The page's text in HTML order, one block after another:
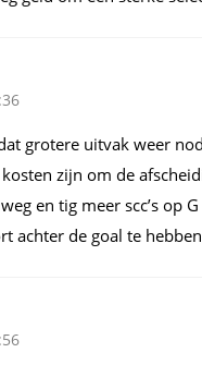
grotere uitvak weer
zijn om de
en tig meer scc’s op
achter de goal te